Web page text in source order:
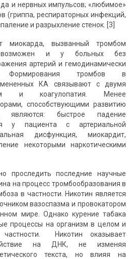
и нервных импульсов; «любимое»
(гриппа, респираторных инфекций,
и разрыхление стенок. [3]
миокарда, вызванный тромбом
возможен и у больных без
артерий и гемодинамически
Формирования тромбов в
КА связывают с двумя
и коагулопатия. Менее
способствующими развитию
являются: быстрое падение
у пациента с артериальной
дисфункция, миокардит,
некоторыми наркотическими
проследить последние научные
на процесс тромбообразования в
в частности. Никотин является
вазоспазма и провокатором
мире. Однако курение табака
процессы на организм в целом и
Никотин оказывает
на ДНК, не изменяя
текста, но влияя на